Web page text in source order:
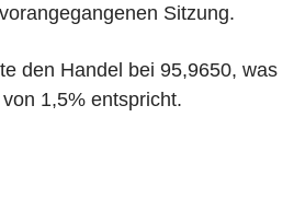
Sitzung.
den Handel bei 95,9650, was
1,5% entspricht.